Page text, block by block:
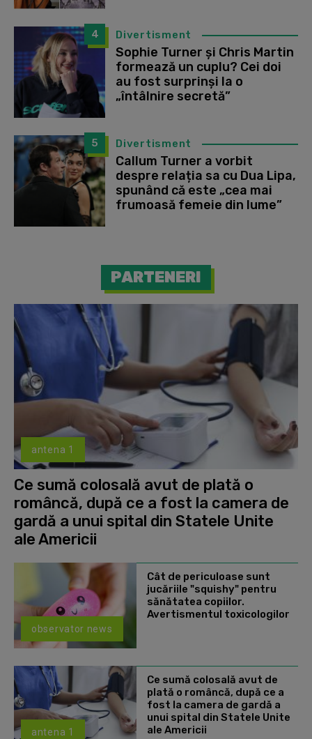
4 Divertisment
Sophie Turner și Chris Martin
formează un cuplu? Cei doi
au fost surprinși la o
„întâlnire secretă”
5 Divertisment
Callum Turner a vorbit
despre relația sa cu Dua Lipa,
spunând că este „cea mai
frumoasă femeie din lume”
PARTENERI
antena 1
Ce sumă colosală avut de plată o
româncă, după ce a fost la camera de
gardă a unui spital din Statele Unite
ale Americii
observator news
Cât de periculoase sunt
jucăriile "squishy" pentru
sănătatea copiilor.
Avertismentul toxicologilor
antena 1
Ce sumă colosală avut de
plată o româncă, după ce a
fost la camera de gardă a
unui spital din Statele Unite
ale Americii